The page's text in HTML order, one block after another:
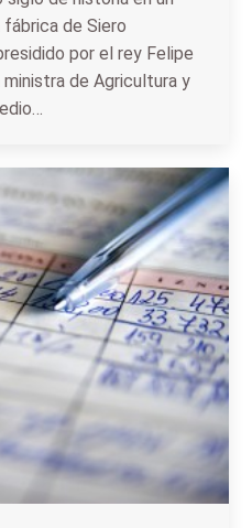
de Siero
por el rey Felipe
de Agricultura y